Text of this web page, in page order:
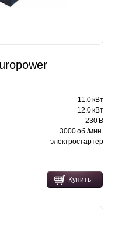
11.0 кВт
12.0 кВт
230 В
3000 об./мин.
электростартер
Купить